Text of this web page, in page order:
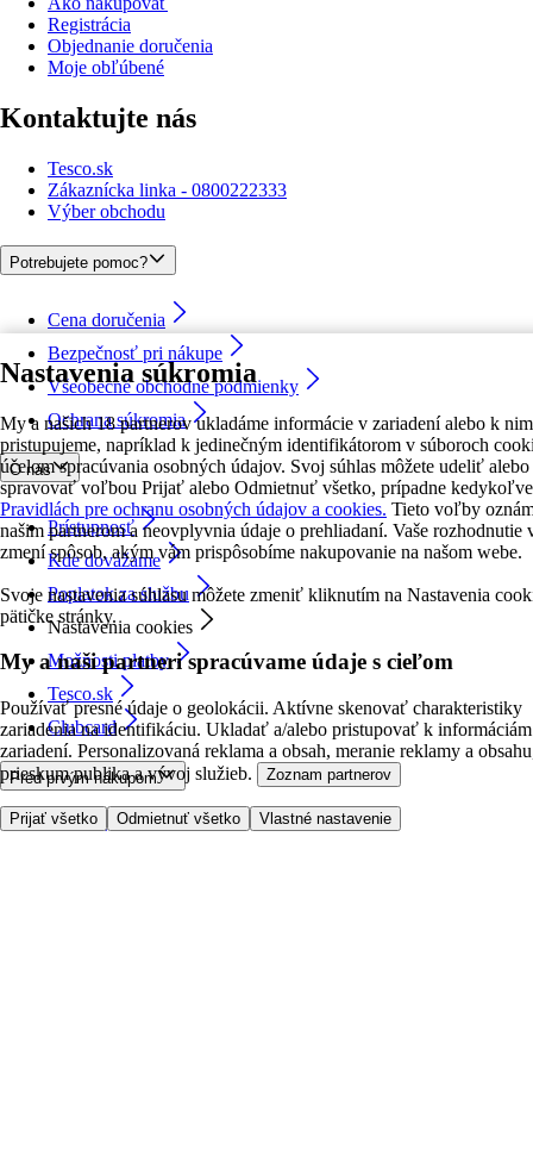
Nastavenia súkromia
My a našich 18 partnerov ukladáme informácie v zariadení alebo k nim
pristupujeme, napríklad k jedinečným identifikátorom v súboroch
účelom spracúvania osobných údajov. Svoj súhlas môžete udeliť alebo
spravovať voľbou Prijať alebo Odmietnuť všetko, prípadne
Pravidlách pre ochranu osobných údajov a cookies. Tieto voľby
našim partnerom a neovplyvnia údaje o prehliadaní. Vaše rozhodnutie
zmení spôsob, akým vám prispôsobíme nakupovanie na našom webe.
Svoje nastavenia súhlasu môžete zmeniť kliknutím na Nastavenia
pätičke stránky.
My a naši partneri spracúvame údaje s cieľom
Používať presné údaje o geolokácii. Aktívne skenovať charakteristiky
zariadenia na identifikáciu. Ukladať a/alebo pristupovať k
zariadení. Personalizovaná reklama a obsah, meranie reklamy a
prieskum publika a vývoj služieb.
Zoznam partnerov
Prijať všetko Odmietnuť všetko Vlastné nastavenie
Registrácia
Objednanie doručenia
Moje obľúbené
Kontaktujte nás
Tesco.sk
Zákaznícka linka - 0800222333
Výber obchodu
Potrebujete pomoc?
Cena doručenia
Bezpečnosť pri nákupe
Všeobecné obchodné podmienky
Ochrana súkromia
O nás
Prístupnosť
Kde dovážame
Poplatok za službu
Nastavenia cookies
Možnosti platby
Tesco.sk
Clubcard
Pred prvým nákupom
Ako nakupovať